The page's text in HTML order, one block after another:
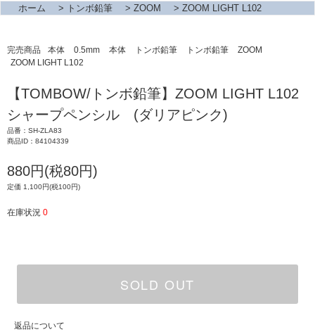
ホーム
> トンボ鉛筆 > ZOOM > ZOOM LIGHT L102
完売商品 本体 0.5mm 本体 トンボ鉛筆 トンボ鉛筆
ZOOM
ZOOM LIGHT L102
【TOMBOW/トンボ鉛筆】ZOOM LIGHT L102
シャープペンシル (ダリアピンク)
品番：SH-ZLA83
商品ID：84104339
880円(税80円)
定価 1,100円(税100円)
在庫状況 0
SOLD OUT
返品について